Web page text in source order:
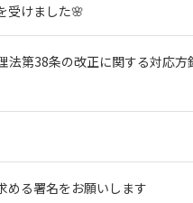
受けました🌸
法第38条の改正に関する対応方
める署名をお願いします